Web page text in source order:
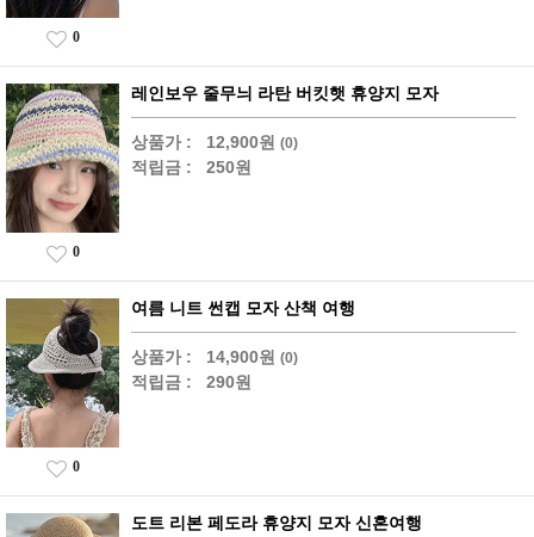
0
레인보우 줄무늬 라탄 버킷햇 휴양지 모자
상품가 : 12,900원 (0)
적립금 : 250원
0
여름 니트 썬캡 모자 산책 여행
상품가 : 14,900원 (0)
적립금 : 290원
0
도트 리본 페도라 휴양지 모자 신혼여행